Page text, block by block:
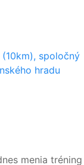
spoločný
hradu